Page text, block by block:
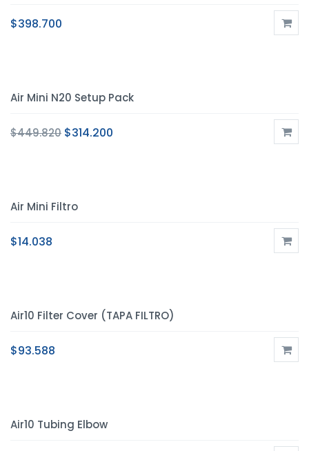
$398.700
Air Mini N20 Setup Pack
$449.820 $314.200
Air Mini Filtro
$14.038
Air10 Filter Cover (TAPA FILTRO)
$93.588
Air10 Tubing Elbow